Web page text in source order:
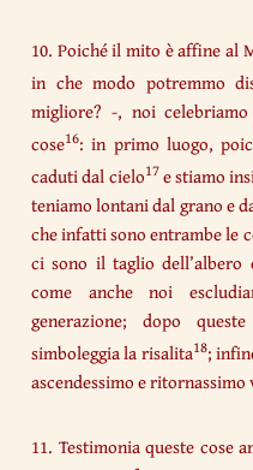
10. Poiché il mito è affine al
in che modo potremmo
migliore? -, noi
cose16: in primo luogo,
caduti dal cielo17e stiamo
teniamo lontani dal grano e
che infatti sono entrambe le
ci sono il taglio
come anche noi
generazione; dopo
simboleggia la risalita18;
ascendessimo e ritornassimo
11. Testimonia queste cose